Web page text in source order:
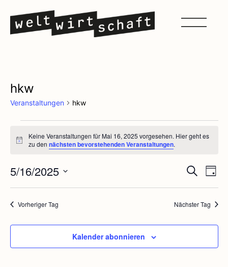
hkw
Veranstaltungen hkw
Notice
Keine Veranstaltungen für Mai 16, 2025 vorgesehen. Hier geht es
zu den nächsten bevorstehenden Veranstaltungen.
und
SucheTag
5/16/2025
wählen.
Vorheriger Tag Nächster Tag
Kalender abonnieren